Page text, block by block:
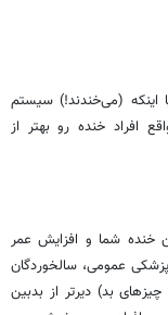
اینکه (می‌خندند!) سیستم
افراد خنده رو بهتر از
خنده شما و افزایش عمر
عمومی، سالخوردگان
بد) دیرتر از بدبین